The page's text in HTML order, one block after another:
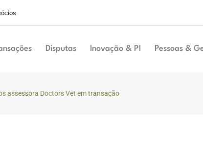
Disputas Inovação & PI Pessoas &
assessora Doctors Vet em transação